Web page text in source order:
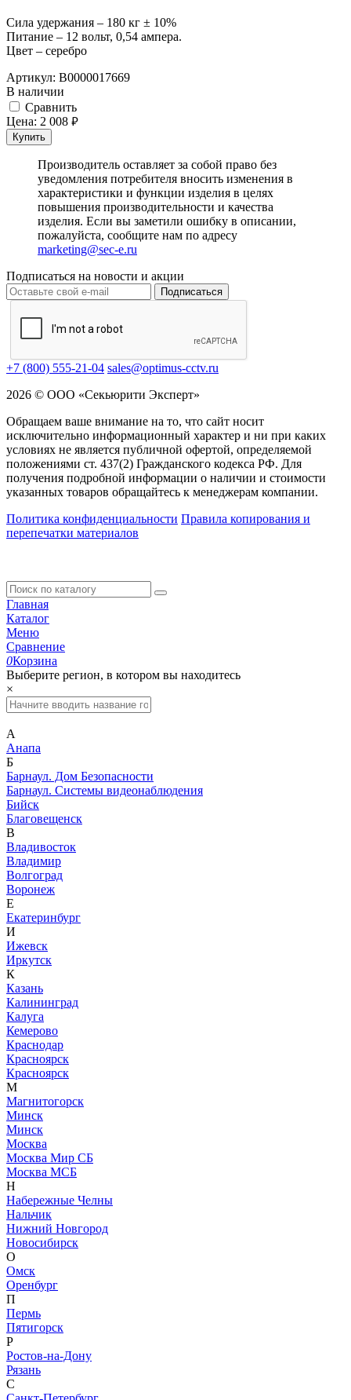
Сила удержания – 180 кг ± 10%
Питание – 12 вольт, 0,54 ампера.
Цвет – серебро
Артикул: В0000017669
В наличии
Cравнить
Цена: 2 008 руб.
Купить
Производитель оставляет за собой право без
уведомления потребителя вносить изменения в
характеристики и функции изделия в целях
повышения производительности и качества
изделия. Если вы заметили ошибку в описании,
пожалуйста, сообщите нам по адресу
marketing@sec-e.ru
Подписаться на новости и акции
Подписаться
+7 (800) 555-21-04 sales@optimus-cctv.ru
2026 © ООО «Секьюрити Эксперт»
Обращаем ваше внимание на то, что сайт носит
исключительно информационный характер и ни при каких
условиях не является публичной офертой, определяемой
положениями ст. 437(2) Гражданского кодекса РФ. Для
получения подробной информации о наличии и стоимости
указанных товаров обращайтесь к менеджерам компании.
Политика конфиденциальности Правила копирования и
перепечатки материалов
Главная
Каталог
Меню
Сравнение
0Корзина
Выберите регион, в котором вы находитесь
×
А
Анапа
Б
Барнаул. Дом Безопасности
Барнаул. Системы видеонаблюдения
Бийск
Благовещенск
В
Владивосток
Владимир
Волгоград
Воронеж
Е
Екатеринбург
И
Ижевск
Иркутск
К
Казань
Калининград
Калуга
Кемерово
Краснодар
Красноярск
Красноярск
М
Магнитогорск
Минск
Минск
Москва
Москва Мир СБ
Москва МСБ
Н
Набережные Челны
Нальчик
Нижний Новгород
Новосибирск
О
Омск
Оренбург
П
Пермь
Пятигорск
Р
Ростов-на-Дону
Рязань
С